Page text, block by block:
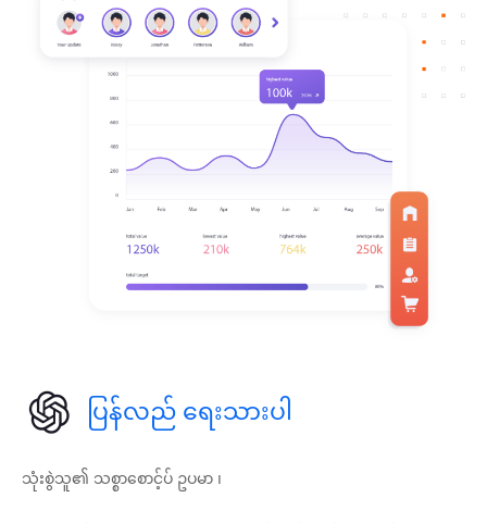
ပြန်လည် ရေးသားပါ
သုံးစွဲသူ၏ သစ္စာစောင့်ပ် ဥပမာ ၊